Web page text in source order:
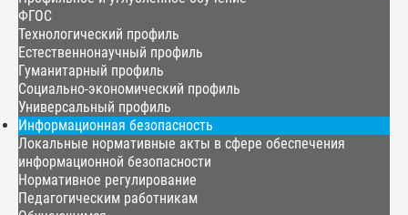
ФГОС
Технологический профиль
Естественнонаучный профиль
Гуманитарный профиль
Социально-экономический профиль
Универсальный профиль
Информационная безопасность
Локальные нормативные акты в сфере обеспечения
информационной безопасности
Нормативное регулирование
Педагогическим работникам